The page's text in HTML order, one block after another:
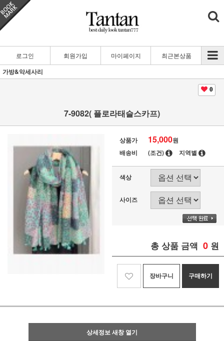
로그인 회원가입 마이페이지 최근본상품
가방&악세사리
0
7-9082( 플로라태슬스카프)
상품가 15,000원
배송비
(조건) 지역별
색상
사이즈
총 상품 금액 0 원
장바구니 구매하기
상세정보 새창 열기